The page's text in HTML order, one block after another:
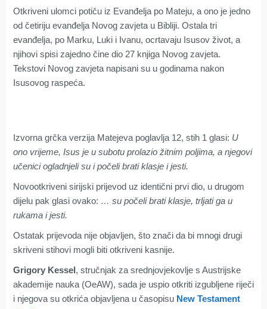
Otkriveni ulomci potiču iz Evanđelja po Mateju, a ono je jedno
od četiriju evanđelja Novog zavjeta u Bibliji. Ostala tri
evanđelja, po Marku, Luki i Ivanu, ocrtavaju Isusov život, a
njihovi spisi zajedno čine dio 27 knjiga Novog zavjeta.
Tekstovi Novog zavjeta napisani su u godinama nakon
Isusovog raspeća.
Izvorna grčka verzija Matejeva poglavlja 12, stih 1 glasi: U
ono vrijeme, Isus je u subotu prolazio žitnim poljima, a njegovi
učenici ogladnjeli su i počeli brati klasje i jesti.
Novootkriveni sirijski prijevod uz identični prvi dio, u drugom
dijelu pak glasi ovako: … su počeli brati klasje, trljati ga u
rukama i jesti.
Ostatak prijevoda nije objavljen, što znači da bi mnogi drugi
skriveni stihovi mogli biti otkriveni kasnije.
Grigory Kessel, stručnjak za srednjovjekovlje s Austrijske
akademije nauka (OeAW), sada je uspio otkriti izgubljene riječi
i njegova su otkrića objavljena u časopisu New Testament